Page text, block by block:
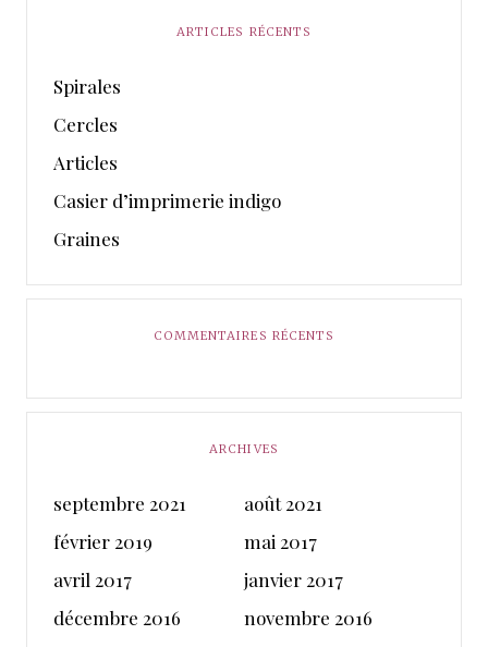
ARTICLES RÉCENTS
Spirales
Cercles
Articles
Casier d’imprimerie indigo
Graines
COMMENTAIRES RÉCENTS
ARCHIVES
septembre 2021
août 2021
février 2019
mai 2017
avril 2017
janvier 2017
décembre 2016
novembre 2016